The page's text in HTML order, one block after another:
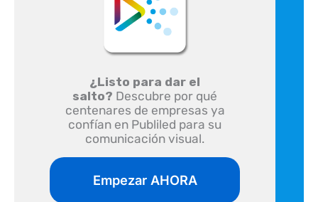
¿Listo para dar el
salto? Descubre por qué
centenares de empresas ya
confían en Publiled para su
comunicación visual.
Empezar AHORA